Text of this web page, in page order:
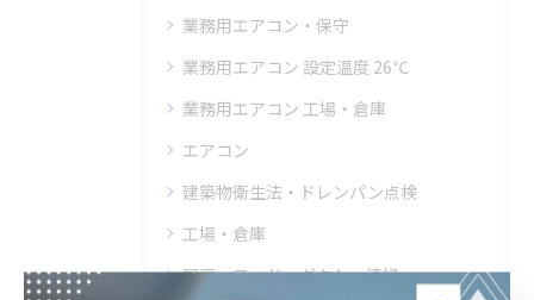
業務用エアコン・保守
業務用エアコン 設定温度 26℃
業務用エアコン 工場・倉庫
エアコン
建築物衛生法・ドレンパン点検
工場・倉庫
厨房・フード・ダクト・清掃